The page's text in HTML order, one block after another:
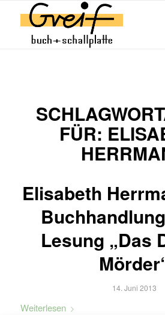
FÜR:
Elisabeth
Lesung „Das
14. Juni 2013
Weiterlesen